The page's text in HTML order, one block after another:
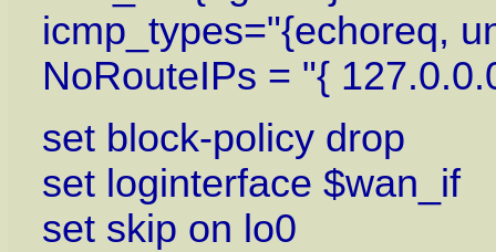
icmp_types="{echoreq,
NoRouteIPs = "{
set block-policy drop
set loginterface $wan_if
set skip on lo0